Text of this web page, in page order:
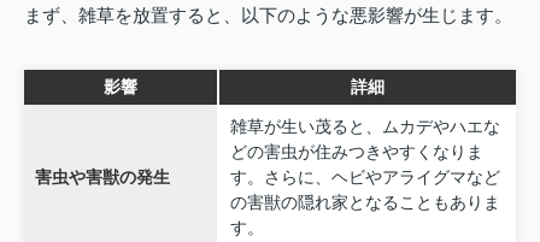
まず、雑草を放置すると、以下のような悪影響が生じます。
影響 詳細
害虫や害獣の発生
雑草が生い茂ると、ムカデやハエな
どの害虫が住みつきやすくなりま
す。さらに、ヘビやアライグマなど
の害獣の隠れ家となることもありま
す。